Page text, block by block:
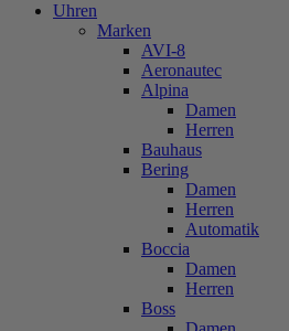
Uhren
Marken
AVI-8
Aeronautec
Alpina
Damen
Herren
Bauhaus
Bering
Damen
Herren
Automatik
Boccia
Damen
Herren
Boss